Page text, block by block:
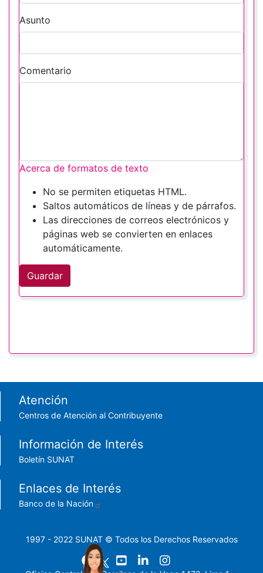
Asunto
Comentario
Acerca de formatos de texto
No se permiten etiquetas HTML.
Saltos automáticos de líneas y de párrafos.
Las direcciones de correos electrónicos y
páginas web se convierten en enlaces
automáticamente.
Guardar
Footer menu
Atención
Centros de Atención al Contribuyente
Información de Interés
Boletín SUNAT
Enlaces de Interés
Banco de la Nación
1997 - 2022 SUNAT © Todos los Derechos Reservados